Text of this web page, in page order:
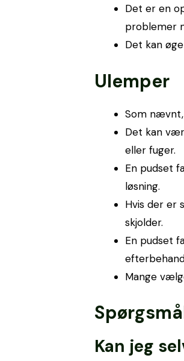
Det er en
problemer
Det kan
Ulemper
Som nævnt,
Det kan
eller fuger.
En pudset
løsning.
Hvis der er
skjolder.
En pudset
Mange
Kan jeg